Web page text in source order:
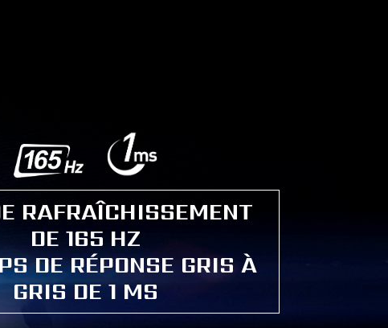
RAFRAÎCHISSEMENT
DE 165 HZ
DE RÉPONSE GRIS À
GRIS DE 1 MS